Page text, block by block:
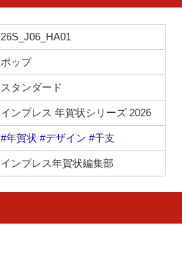
26S_J06_HA01
ポップ
スタンダード
インプレス 年賀状シリーズ 2026
#年賀状 #デザイン #干支
インプレス年賀状編集部